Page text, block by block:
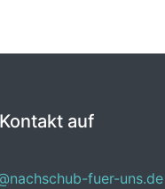
auf
fuer-uns.de